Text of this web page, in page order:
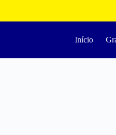
Início